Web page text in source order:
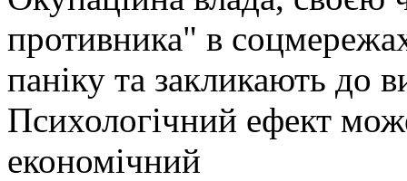
противника" в
паніку та закликають до
Психологічний ефект
економічний